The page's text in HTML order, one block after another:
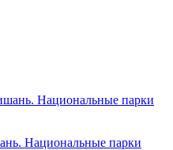
Национальные парки